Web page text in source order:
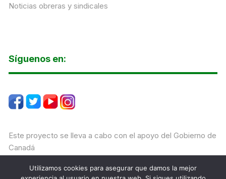
Noticias obreras y sindicales
Síguenos en:
Este proyecto se lleva a cabo con el apoyo del Gobierno de
Canadá
Utilizamos cookies para asegurar que damos la mejor